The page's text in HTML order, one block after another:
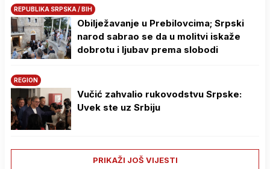
REPUBLIKA SRPSKA / BIH
Obilježavanje u Prebilovcima; Srpski
narod sabrao se da u molitvi iskaže
dobrotu i ljubav prema slobodi
REGION
Vučić zahvalio rukovodstvu Srpske:
Uvek ste uz Srbiju
PRIKAŽI JOŠ VIJESTI